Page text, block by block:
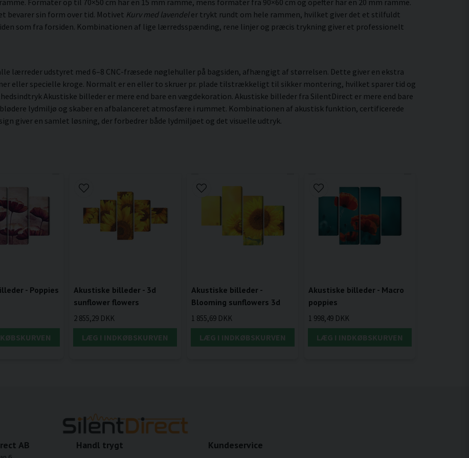
bevarer sin form over tid. Motivet Kurv med lavendeler trykt rundt om hele rammen, hvilket giver det et stilfuldt
som fra forsiden. Kombinationen af lige lærredsspænding, rene linjer og præcis trykning giver et professionelt
lærreder udstyret med 6–8 CNC-fræsede nøglehuller på bagsiden, afhængigt af størrelsen. Dette giver en ekstra
eller specielle kroge. Normalt er en eller to skruer pr. plade tilstrækkeligt til sikker montering, hvilket sparer tid og
Akustiske billeder er mere end bare en vægdekoration. Akustiske billeder fra SilentDirect er mere end bare
lydmiljø og skaber en afbalanceret atmosfære i rummet. Kombinationen af akustisk funktion, certificerede
giver en samlet løsning, der forbedrer både lydmiljøet og det visuelle udtryk.
- Poppies
Akustiske billeder - 3d
sunflower flowers
2 855,29 DKK
LÆG I INDKØBSKURVEN
Akustiske billeder -
Blooming sunflowers 3d
1 855,69 DKK
LÆG I INDKØBSKURVEN
Akustiske billeder - Macro
poppies
1 998,49 DKK
LÆG I INDKØBSKURVEN
AB Handl trygt Kundeservice